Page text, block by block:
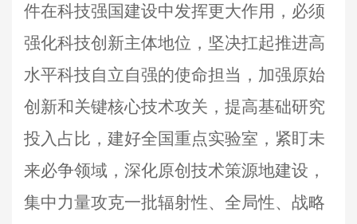
件在科技强国建设中发挥更大作用，必须
强化科技创新主体地位，坚决扛起推进高
水平科技自立自强的使命担当，加强原始
创新和关键核心技术攻关，提高基础研究
投入占比，建好全国重点实验室，紧盯未
来必争领域，深化原创技术策源地建设，
集中力量攻克一批辐射性、全局性、战略